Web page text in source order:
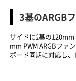
3基のARGB
サイドに2基の120mm
mm PWM ARGBファ
ボード同期に対応し、